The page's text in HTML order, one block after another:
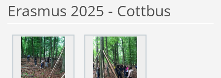
Erasmus 2025 - Cottbus